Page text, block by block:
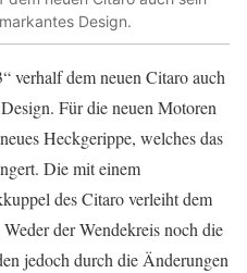
Design.
verhalf dem neuen Citaro auch
Für die neuen Motoren
Heckgerippe, welches das
Die mit einem
des Citaro verleiht dem
der Wendekreis noch die
jedoch durch die Änderungen